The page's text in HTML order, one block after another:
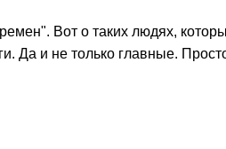
Вот о таких людях,
Да и не только главные.